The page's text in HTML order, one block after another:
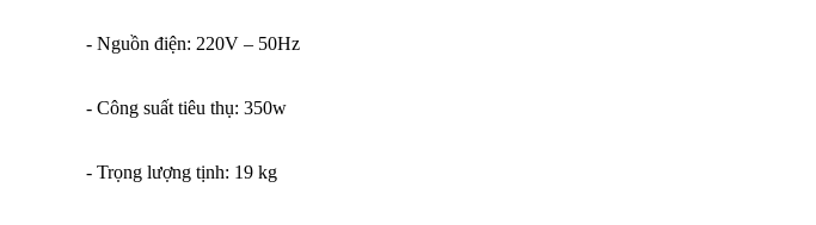
- Nguồn điện: 220V – 50Hz
- Công suất tiêu thụ: 350w
- Trọng lượng tịnh: 19 kg